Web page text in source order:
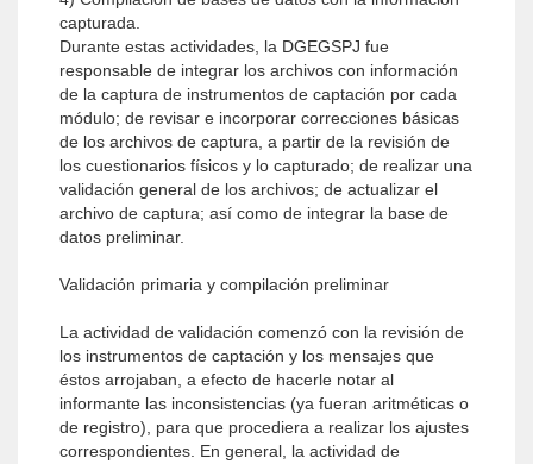
capturada.
Durante estas actividades, la DGEGSPJ fue
responsable de integrar los archivos con información
de la captura de instrumentos de captación por cada
módulo; de revisar e incorporar correcciones básicas
de los archivos de captura, a partir de la revisión de
los cuestionarios físicos y lo capturado; de realizar una
validación general de los archivos; de actualizar el
archivo de captura; así como de integrar la base de
datos preliminar.
Validación primaria y compilación preliminar
La actividad de validación comenzó con la revisión de
los instrumentos de captación y los mensajes que
éstos arrojaban, a efecto de hacerle notar al
informante las inconsistencias (ya fueran aritméticas o
de registro), para que procediera a realizar los ajustes
correspondientes. En general, la actividad de